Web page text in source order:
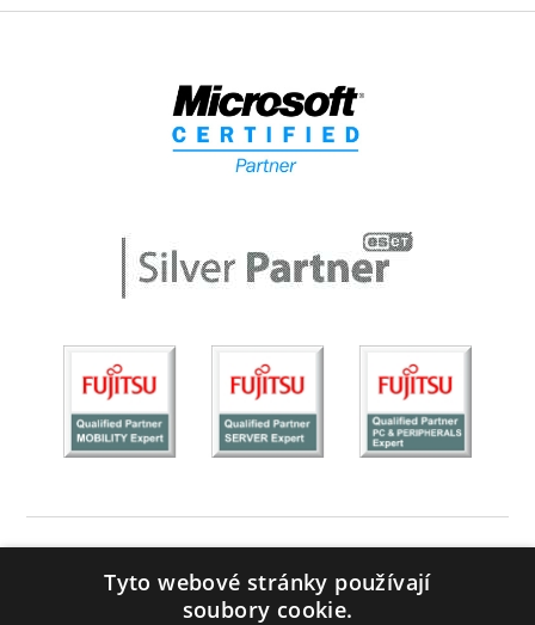
INFORMAČNÍ SYSTÉM AZ.PRO
Tyto webové stránky používají
soubory cookie.